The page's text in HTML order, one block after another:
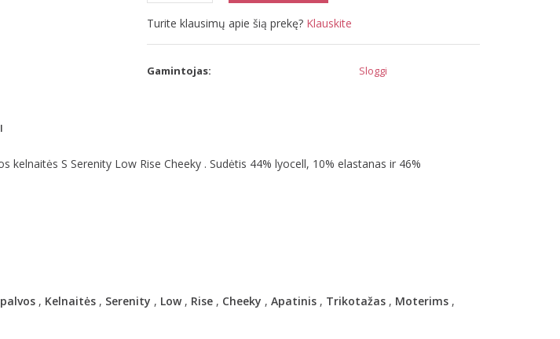
Turite klausimų apie šią prekę? Klauskite
Gamintojas: Sloggi
kelnaitės S Serenity Low Rise Cheeky . Sudėtis 44% lyocell, 10% elastanas ir 46%
, Kelnaitės, Serenity , Low, Rise, Cheeky , Apatinis, Trikotažas, Moterims,